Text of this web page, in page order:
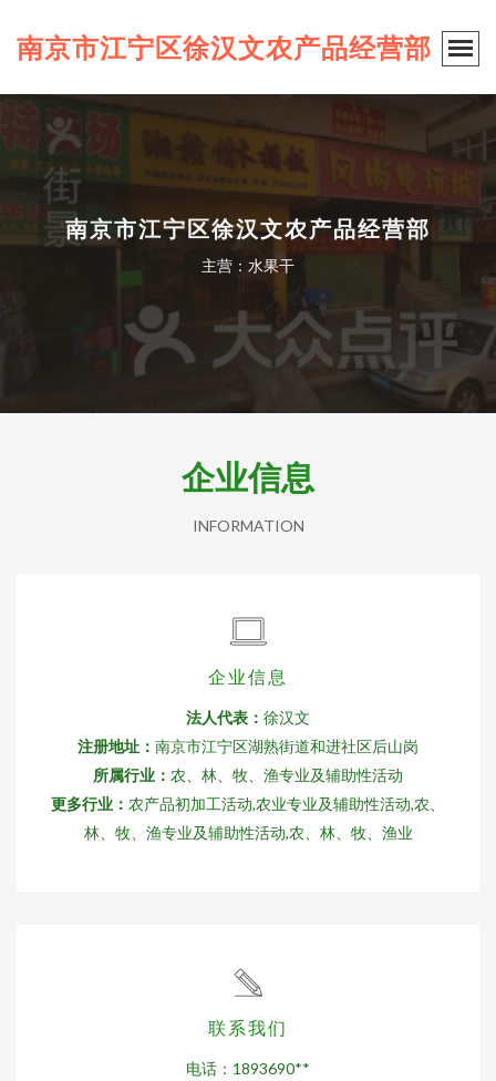
南京市江宁区徐汉文农产品经营部
南京市江宁区徐汉文农产品经营部
主营：水果干
企业信息
INFORMATION
企业信息
法人代表： 徐汉文
注册地址： 南京市江宁区湖熟街道和进社区后山岗
所属行业： 农、林、牧、渔专业及辅助性活动
更多行业： 农产品初加工活动,农业专业及辅助性活动,农、
林、牧、渔专业及辅助性活动,农、林、牧、渔业
联系我们
电话：1893690**